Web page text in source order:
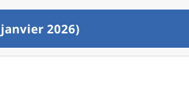
2026)